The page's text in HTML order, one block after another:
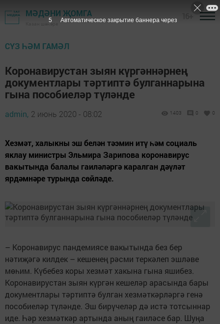
МӘДӘНИ ҖОМГА
Казан шәһәре
СҮЗ ҺӘМ ГАМӘЛ
Коронавирустан зыян күргәннәрнең
документлары тәртиптә булганнарына
гына пособиеләр түләнде
admin, 2 июнь 2020 - 08:02 1403 0 0
Хезмәт, халыкны эш белән тәэмин итү һәм социаль
яклау министры Эльмира Зарипова коронавирус
вакытында балалы гаиләләргә каралган дәүләт
ярдәмнәре турында сөйләде.
– Коронавирус пандемиясе вакытында без бер
нәтиҗәгә килдек – кешенең рәсми теркәлеп эшләве
мөһим. Күбебез коры хезмәт хакына гына яшибез.
Коронавирустан зыян күргән кешеләр арасында бары
документлары тәртиптә булган хезмәткәрләргә генә
пособиеләр түләнде. Эш бирүчеләр дә истә тотсыннар
иде. Һәр хезмәткәр артында аның гаиләсе бар. Шуңа
4 Автоматическое закрытие баннера через